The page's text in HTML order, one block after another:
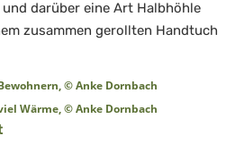
darüber eine Art Halbhöhle
zusammen gerollten Handtuch